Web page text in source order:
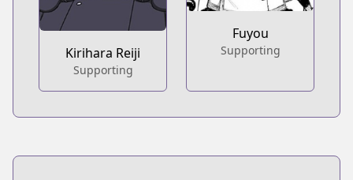
Fuyou
Supporting
Kirihara Reiji
Supporting